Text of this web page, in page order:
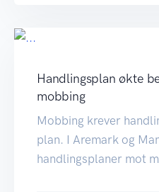
Handlingsplan økte
mobbing
Mobbing krever
plan. I Aremark og
handlingsplaner mot